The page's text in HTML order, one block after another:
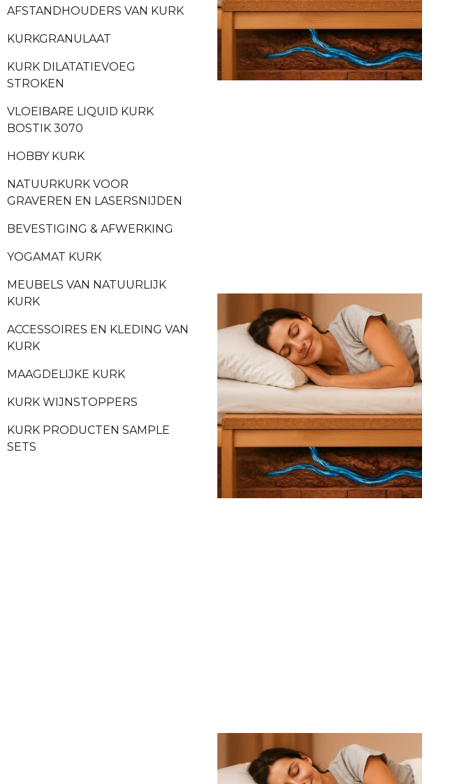
AFSTANDHOUDERS VAN KURK
KURKGRANULAAT
KURK DILATATIEVOEG
STROKEN
VLOEIBARE LIQUID KURK
BOSTIK 3070
HOBBY KURK
NATUURKURK VOOR
GRAVEREN EN LASERSNIJDEN
BEVESTIGING & AFWERKING
YOGAMAT KURK
MEUBELS VAN NATUURLIJK
KURK
ACCESSOIRES EN KLEDING VAN
KURK
MAAGDELIJKE KURK
KURK WIJNSTOPPERS
KURK PRODUCTEN SAMPLE
SETS